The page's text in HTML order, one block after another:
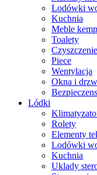
Lodówki
Kuchnia
Meble
Toalety
Czyszczenie
Piece
Wentylacja
Okna i
Lódki
Rolety
Elementy
Lodówki
Kuchnia
Uklady